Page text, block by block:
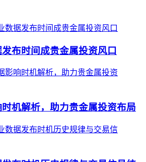
布时间成贵金属投资风口
机解析，助力贵金属投资布局